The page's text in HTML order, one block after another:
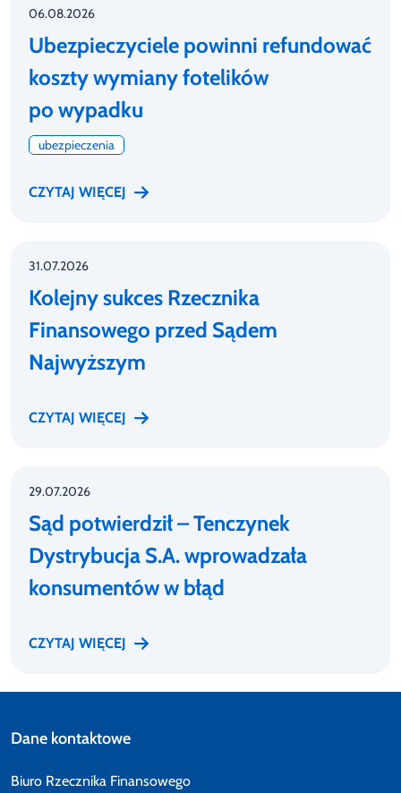
06.08.2026
Ubezpieczyciele powinni refundować
koszty wymiany fotelików
po wypadku
ubezpieczenia
CZYTAJ WIĘCEJ
31.07.2026
Kolejny sukces Rzecznika
Finansowego przed Sądem
Najwyższym
CZYTAJ WIĘCEJ
29.07.2026
Sąd potwierdził – Tenczynek
Dystrybucja S.A. wprowadzała
konsumentów w błąd
CZYTAJ WIĘCEJ
Dane kontaktowe
Biuro Rzecznika Finansowego